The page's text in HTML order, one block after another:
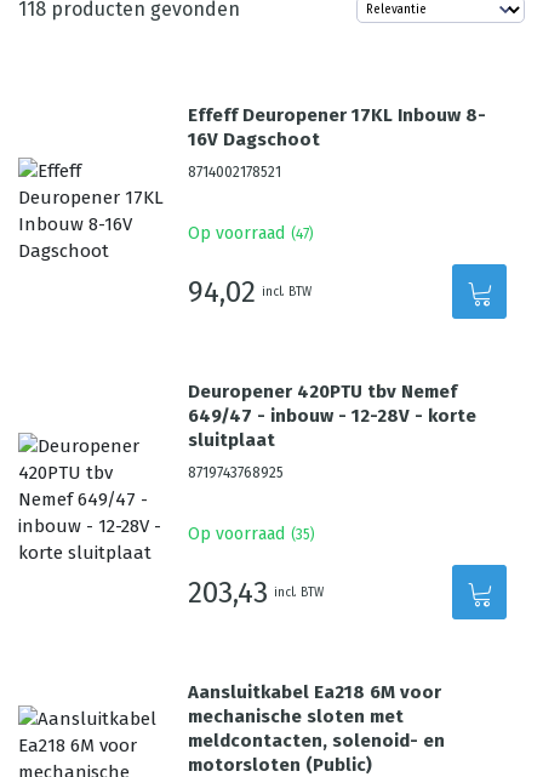
118 producten gevonden
Effeff Deuropener 17KL Inbouw 8-
16V Dagschoot
8714002178521
Op voorraad (47)
94,02 incl. BTW
Deuropener 420PTU tbv Nemef
649/47 - inbouw - 12-28V - korte
sluitplaat
8719743768925
Op voorraad (35)
203,43 incl. BTW
Aansluitkabel Ea218 6M voor
mechanische sloten met
meldcontacten, solenoid- en
motorsloten (Public)